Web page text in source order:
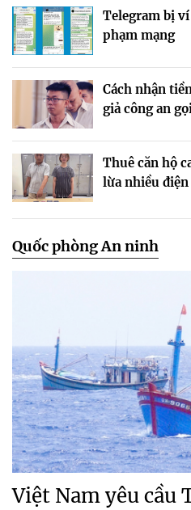
Telegram bị
phạm mạng
Cách nhận
giả công an
Thuê căn hộ
lừa nhiều
Quốc phòng An ninh
Việt Nam yêu cầu